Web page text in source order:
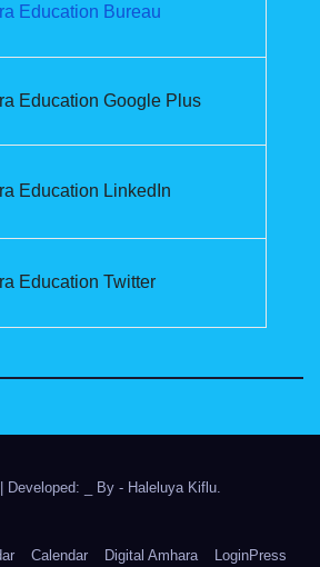
Education Bureau
Education Google Plus
Education LinkedIn
Education Twitter
| Developed: _ By - Haleluya Kiflu
Calendar Digital Amhara LoginPress